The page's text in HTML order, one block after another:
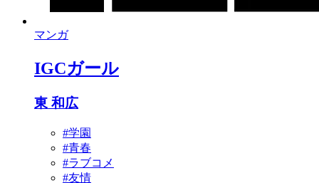
マンガ
IGCガール
東 和広
#学園
#青春
#ラブコメ
#友情